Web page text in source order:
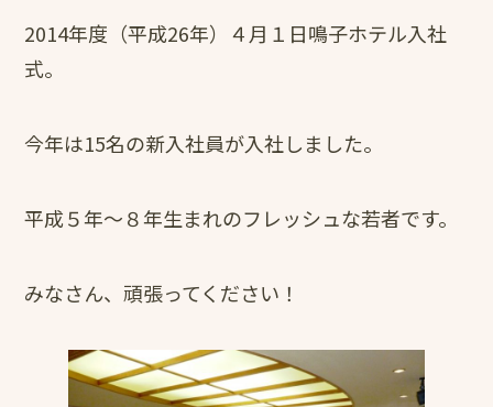
2014年度（平成26年）４月１日鳴子ホテル入社
式。
今年は15名の新入社員が入社しました。
平成５年～８年生まれのフレッシュな若者です。
みなさん、頑張ってください！